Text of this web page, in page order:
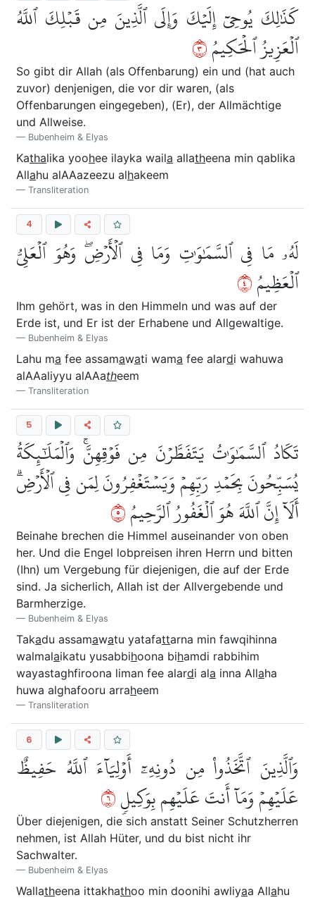
كَذَٰلِكَ يُوحِيٓ إِلَيۡكَ وَإِلَى ٱلَّذِينَ مِن قَبۡلِكَ ٱللَّهُ
ٱلۡعَزِيزُ ٱلۡحَكِيمُ٣
So gibt dir Allah (als Offenbarung) ein und (hat auch
zuvor) denjenigen, die vor dir waren, (als
Offenbarungen eingegeben), (Er), der Allmächtige
und Allweise.
Bubenheim & Elyas
Kathalika yoohee ilayka waila allatheena min qablika
Allahu alAAazeezu alhakeem
Transliteration
4
لَهُۥ مَا فِي ٱلسَّمَٰوَٰتِ وَمَا فِي ٱلۡأَرۡضِۖ وَهُوَ ٱلۡعَلِيُّ
ٱلۡعَظِيمُ٤
Ihm gehört, was in den Himmeln und was auf der
Erde ist, und Er ist der Erhabene und Allgewaltige.
Bubenheim & Elyas
Lahu ma fee assamawati wama fee alardi wahuwa
alAAaliyyu alAAatheem
Transliteration
5
تَكَادُ ٱلسَّمَٰوَٰتُ يَتَفَطَّرۡنَ مِن فَوۡقِهِنَّۚ وَٱلۡمَلَٰٓئِكَةُ
يُسَبِّحُونَ بِحَمۡدِ رَبِّهِمۡ وَيَسۡتَغۡفِرُونَ لِمَن فِي ٱلۡأَرۡضِۗ
أَلَآ إِنَّ ٱللَّهَ هُوَ ٱلۡغَفُورُ ٱلرَّحِيمُ٥
Beinahe brechen die Himmel auseinander von oben
her. Und die Engel lobpreisen ihren Herrn und bitten
(Ihn) um Vergebung für diejenigen, die auf der Erde
sind. Ja sicherlich, Allah ist der Allvergebende und
Barmherzige.
Bubenheim & Elyas
Takadu assamawatu yatafattarna min fawqihinna
walmalaikatu yusabbihoona bihamdi rabbihim
wayastaghfiroona liman fee alardi ala inna Allaha
huwa alghafooru arraheem
Transliteration
6
وَٱلَّذِينَ ٱتَّخَذُواْ مِن دُونِهِۦٓ أَوۡلِيَآءَ ٱللَّهُ حَفِيظٌ
عَلَيۡهِمۡ وَمَآ أَنتَ عَلَيۡهِم بِوَكِيلٖ٦
Über diejenigen, die sich anstatt Seiner Schutzherren
nehmen, ist Allah Hüter, und du bist nicht ihr
Sachwalter.
Bubenheim & Elyas
Wallatheena ittakhathoo min doonihi awliyaa Allahu